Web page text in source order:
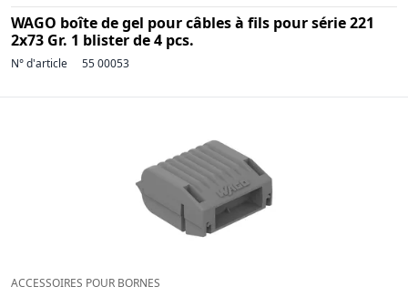
WAGO boîte de gel pour câbles à fils pour série 221
2x73 Gr. 1 blister de 4 pcs.
N° d'article 55 00053
ACCESSOIRES POUR BORNES